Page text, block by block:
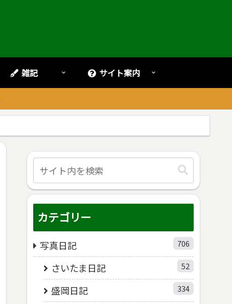
雑記 サイト案内
カテゴリー
写真日記 706
さいたま日記 52
盛岡日記 334